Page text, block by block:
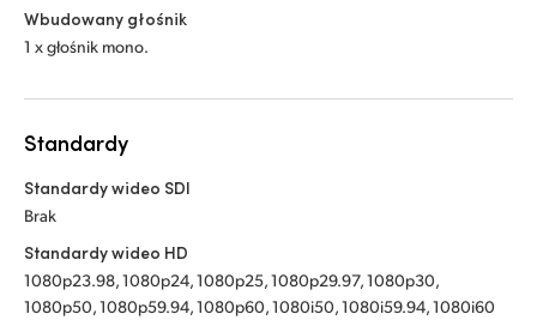
Wbudowany głośnik
1 x głośnik mono.
Standardy
Standardy wideo SDI
Brak
Standardy wideo HD
1080p23.98, 1080p24, 1080p25, 1080p29.97, 1080p30,
1080p50, 1080p59.94, 1080p60, 1080i50, 1080i59.94, 1080i60